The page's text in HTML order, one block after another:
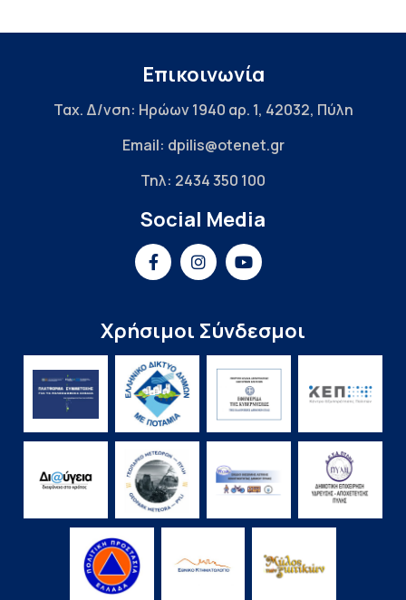
Επικοινωνία
Ταχ. Δ/νση: Ηρώων 1940 αρ. 1, 42032, Πύλη
Email: dpilis@otenet.gr
Τηλ: 2434 350 100
Social Media
Χρήσιμοι Σύνδεσμοι